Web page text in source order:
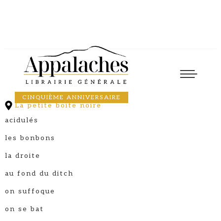
CINQUIÈME ANNIVERSAIRE
Show littéraire
April 2026
20:00
Littérature et autres niaiseries
La petite boite noire
acidulés
les bonbons
la droite
au fond du ditch
on suffoque
on se bat